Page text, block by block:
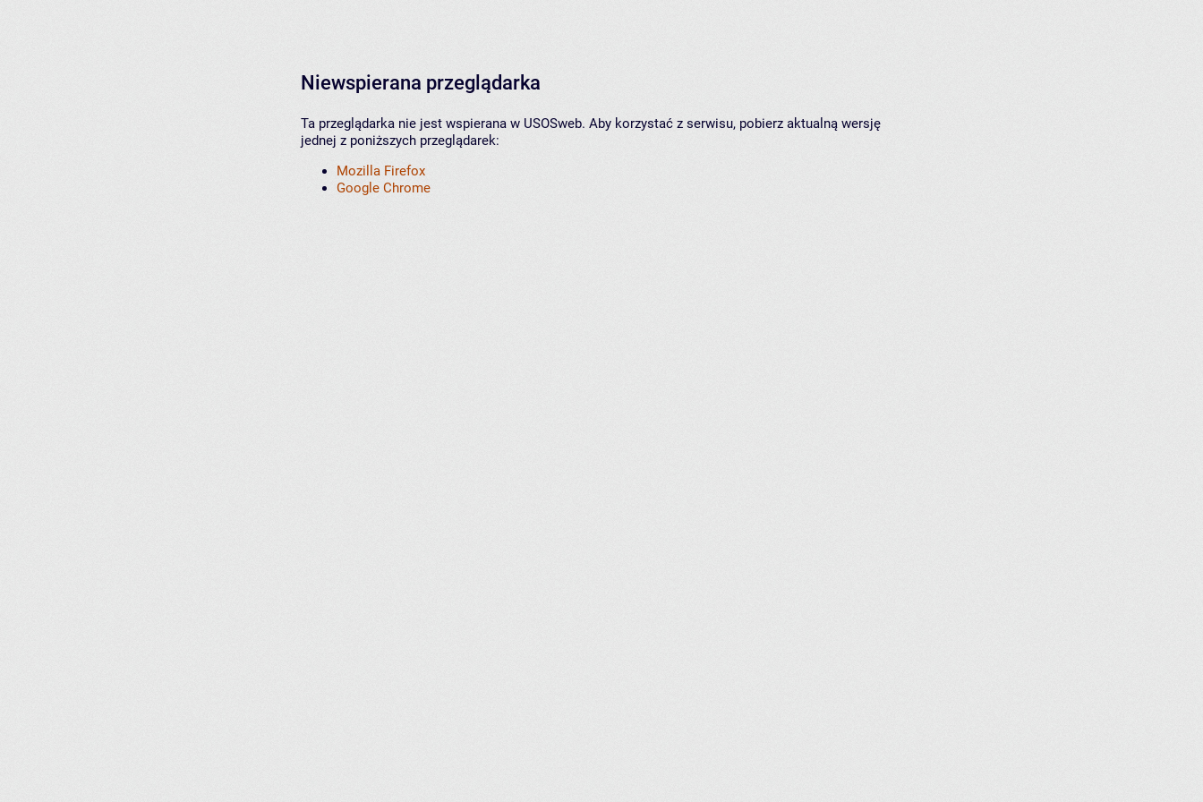
Niewspierana przeglądarka
Ta przeglądarka nie jest wspierana w USOSweb. Aby korzystać z serwisu, pobierz aktualną wersję
jednej z poniższych przeglądarek:
Mozilla Firefox
Google Chrome